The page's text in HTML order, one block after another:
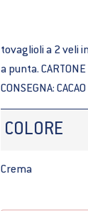
tovaglioli a 2 veli
a punta.
CONSEGNA: CACAO
COLORE
Crema